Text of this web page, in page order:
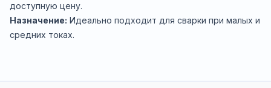
доступную цену.
Назначение: Идеально подходит для сварки при малых и
средних токах.